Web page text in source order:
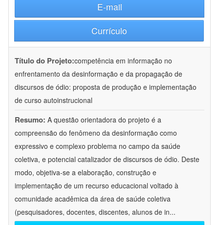
E-mail
Currículo
Título do Projeto:competência em informação no
enfrentamento da desinformação e da propagação de
discursos de ódio: proposta de produção e implementação
de curso autoinstrucional
Resumo: A questão orientadora do projeto é a
compreensão do fenômeno da desinformação como
expressivo e complexo problema no campo da saúde
coletiva, e potencial catalizador de discursos de ódio. Deste
modo, objetiva-se a elaboração, construção e
implementação de um recurso educacional voltado à
comunidade acadêmica da área de saúde coletiva
(pesquisadores, docentes, discentes, alunos de in...